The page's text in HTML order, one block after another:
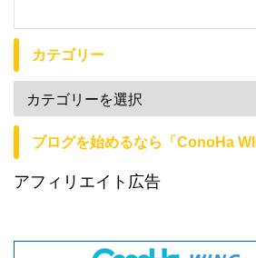
カテゴリー
ブログを始めるなら「ConoHa
アフィリエイト広告